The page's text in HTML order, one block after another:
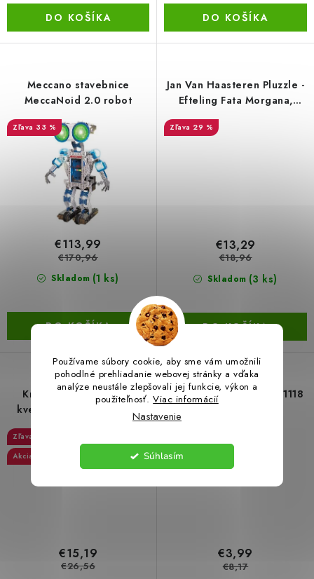
Používame súbory cookie, aby sme vám umožnili
pohodlné prehliadanie webovej stránky a vďaka
analýze neustále zlepšovali jej funkcie, výkon a
použiteľnosť.Viac informácií
Nastavenie
Súhlasím
LETNÝ VÝPREDAJ
LacnoBlog Prečo je tu LACNO?
Kontakty, O nás
Obchodné podmienky
Ochrana osobných údajov
Reklamačný poriadok
DO KOŠÍKA DO KOŠÍKA
Meccano stavebnice
MeccaNoid 2.0 robot
33 %
Skladom (1 ks)
€113,99
€170,96
DO KOŠÍKA
Jan Van Haasteren Pluzzle -
Efteling Fata Morgana,
1000ks
29 %
Skladom (3 ks)
€13,29
€18,96
DO KOŠÍKA
Kreatívna stavebnica -
kvetinová záhradka, 130
Akcia
€15,19
€26,56
Stavebnica Playmobil 71118
€3,99
€8,17